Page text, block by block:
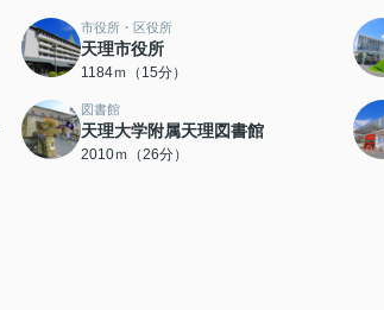
市役所・区役所
天理市役所
1184ｍ（15分）
図書館
天理大学附属天理図書館
2010ｍ（26分）